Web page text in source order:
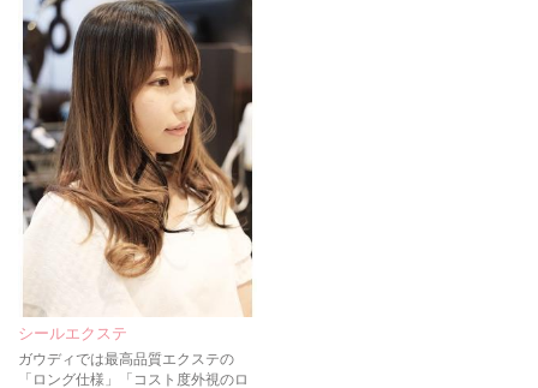
シールエクステ
ガウディでは最高品質エクステの
「ロング仕様」「コスト度外視のロ